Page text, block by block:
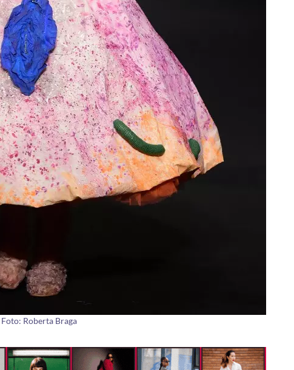
Foto: Roberta Braga